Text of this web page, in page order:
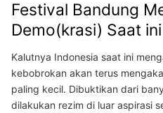
Festival Bandung
Demo(krasi) Saat ini
Kalutnya Indonesia saat ini
kebobrokan akan terus
paling kecil. Dibuktikan dari
dilakukan rezim di luar aspirasi